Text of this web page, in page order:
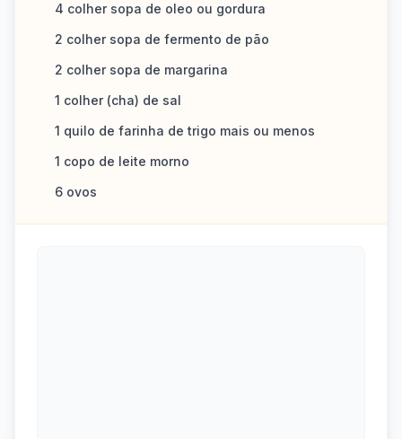
4 colher sopa de oleo ou gordura
2 colher sopa de fermento de pão
2 colher sopa de margarina
1 colher (cha) de sal
1 quilo de farinha de trigo mais ou menos
1 copo de leite morno
6 ovos